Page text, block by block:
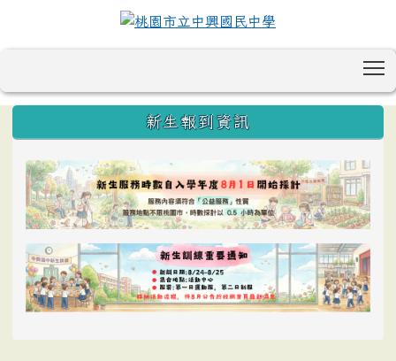
:::
新生報到資訊